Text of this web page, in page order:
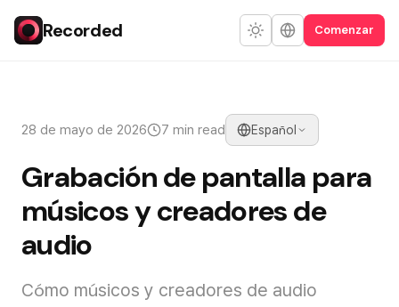
Recorded Comenzar
28 de mayo de 2026 7 min read Español
Grabación de pantalla para
músicos y creadores de
audio
Cómo músicos y creadores de audio